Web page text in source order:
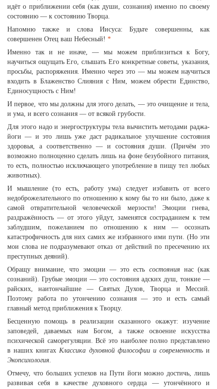
идёт о приближении себя (как души, сознания) именно по своему
состоянию — к состоянию Творца.
Напомню также и слова Иисуса: Будьте совершенны, как
совершенен Отец ваш Небесный! *
Именно так и не иначе, — мы можем приблизиться к Богу,
научиться ощущать Его, слышать Его конкретные советы, указания,
просьбы, распоряжения. Именно через это — мы можем научиться
входить в Блаженство Слияния с Ним, можем обрести Единство,
Единосущность с Ним!
И первое, что мы должны для этого делать, — это очищение и тела,
и ума, и всего сознания — от всякой грубости.
Для этого надо и энергоструктуры тела вычистить методами раджа-
йоги — и это лишь уже даст радикальное улучшение состояния
здоровья, а соответственно — и состояния души. (Причём это
возможно полноценно сделать лишь на фоне безубойного питания,
то есть, полностью исключающего употребление в пищу тел любых
животных).
И мышление (то есть, работу ума) следует избавить от всего
недоброжелательного по отношению к кому бы то ни было, даже к
самой отвратительной человеческой мерзости! Эмоции гнева,
раздражённость — от этого уйдут, заменятся состраданием к тем
заблудшим, пожеланием по отношению к ним — осознать
катастрофичность для них самих же избранного ими пути. (Но эти
мои слова не подразумевают отказ от действий по пресечению их
преступных деяний).
Обращу внимание, что эмоции — это есть состояния нас (как
сознаний). Грубые эмоции — это состояния адских душ, тонкие —
райских, наитончайшие — Святых Духов, Творца и Мессий.
Поэтому работа по утончению сознания — это и есть самый
главный метод приближения к Творцу.
Бесценную помощь в реализации сказанного окажут: изучение
заповедей, даваемых нам Богом, а также освоение искусства
психической саморегуляции. Всё это наиболее полно представлено
в наших книгахКлассика духовной философии и современностьи
Экопсихология.
Отмечу, что больших успехов на Пути йоги можно достичь, лишь
развивая себя в качестве духовного сердца — утончённого и